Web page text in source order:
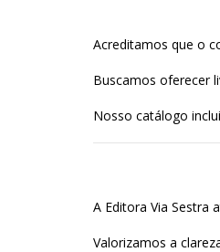
Acreditamos que o
Buscamos oferecer
Nosso catálogo
A Editora Via Sestra
Valorizamos a